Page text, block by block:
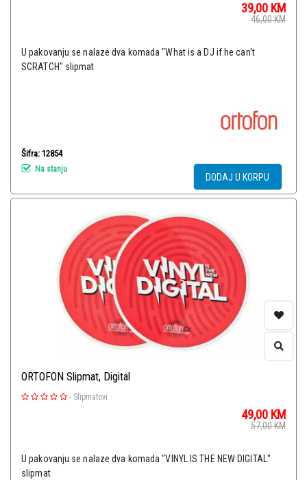
39,00 KM
46,00KM
U pakovanju se nalaze dva komada "What is a DJ if he can't
SCRATCH" slipmat
Šifra: 12854
Na stanju
DODAJ U KORPU
ORTOFON Slipmat, Digital
- Slipmatovi
49,00 KM
57,00KM
U pakovanju se nalaze dva komada "VINYL IS THE NEW DIGITAL"
slipmat